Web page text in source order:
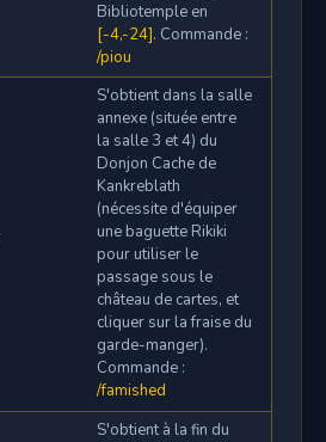
Bibliotemple en
[-4,-24]. Commande :
/piou
S'obtient dans la salle
annexe (située entre
la salle 3 et 4) du
Donjon Cache de
Kankreblath
(nécessite d'équiper
une baguette Rikiki
pour utiliser le
passage sous le
château de cartes, et
cliquer sur la fraise du
garde-manger).
Commande :
/famished
S'obtient à la fin du